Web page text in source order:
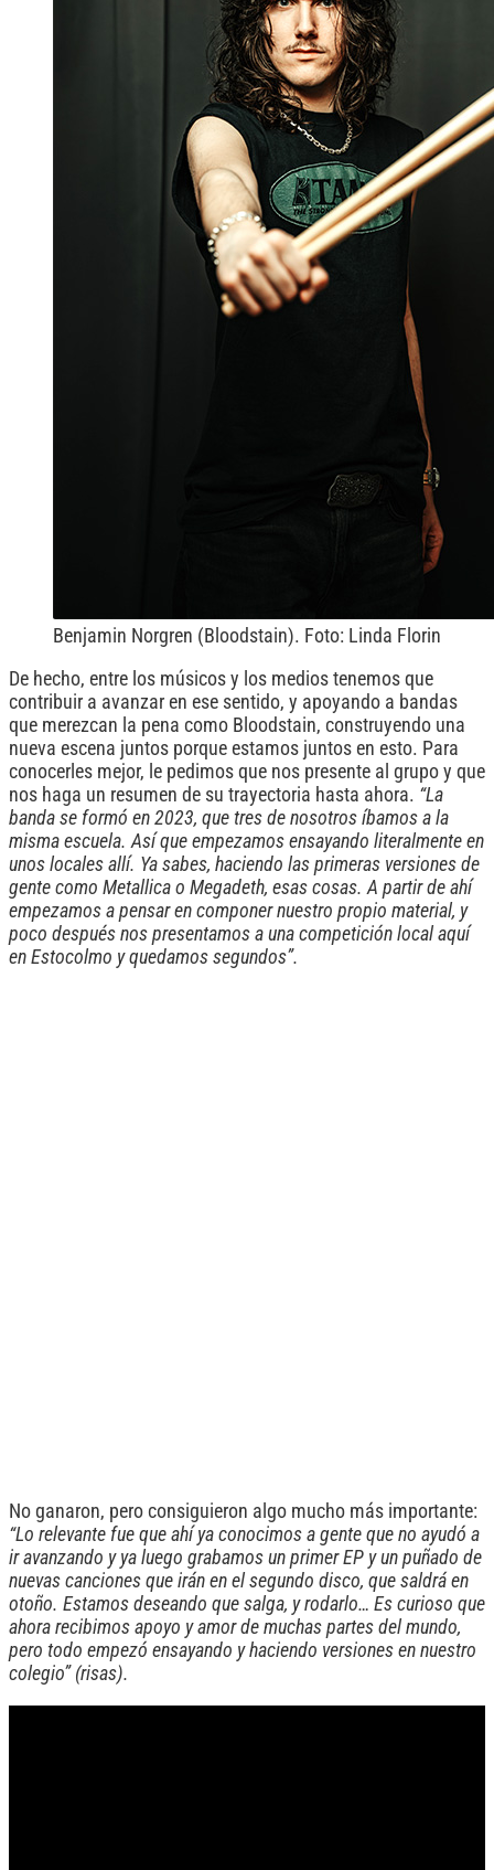
Benjamin Norgren (Bloodstain). Foto: Linda Florin
De hecho, entre los músicos y los medios tenemos que
contribuir a avanzar en ese sentido, y apoyando a bandas
que merezcan la pena como Bloodstain, construyendo una
nueva escena juntos porque estamos juntos en esto. Para
conocerles mejor, le pedimos que nos presente al grupo y que
nos haga un resumen de su trayectoria hasta ahora. “La
banda se formó en 2023, que tres de nosotros íbamos a la
misma escuela. Así que empezamos ensayando literalmente en
unos locales allí. Ya sabes, haciendo las primeras versiones de
gente como Metallica o Megadeth, esas cosas. A partir de ahí
empezamos a pensar en componer nuestro propio material, y
poco después nos presentamos a una competición local aquí
en Estocolmo y quedamos segundos”.
No ganaron, pero consiguieron algo mucho más importante:
“Lo relevante fue que ahí ya conocimos a gente que no ayudó a
ir avanzando y ya luego grabamos un primer EP y un puñado de
nuevas canciones que irán en el segundo disco, que saldrá en
otoño. Estamos deseando que salga, y rodarlo… Es curioso que
ahora recibimos apoyo y amor de muchas partes del mundo,
pero todo empezó ensayando y haciendo versiones en nuestro
colegio” (risas).